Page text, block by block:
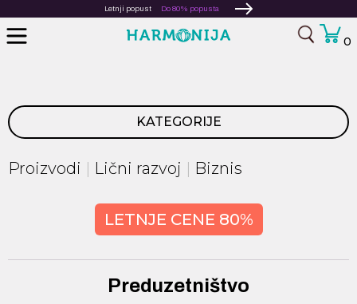
Letnji popust Do 80% popusta
0
KATEGORIJE
Proizvodi Lični razvoj Biznis
LETNJE CENE 80%
Preduzetništvo